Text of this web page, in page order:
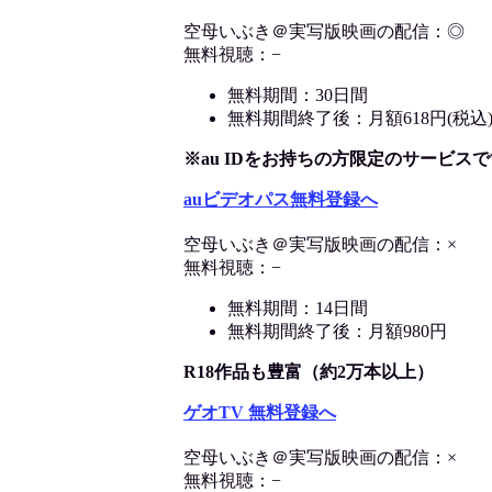
空母いぶき＠実写版映画の配信：◎
無料視聴：−
無料期間：30日間
無料期間終了後：月額618円(税込)
※au IDをお持ちの方限定のサービス
auビデオパス無料登録へ
空母いぶき＠実写版映画の配信：×
無料視聴：−
無料期間：14日間
無料期間終了後：月額980円
R18作品も豊富（約2万本以上）
ゲオTV 無料登録へ
空母いぶき＠実写版映画の配信：×
無料視聴：−